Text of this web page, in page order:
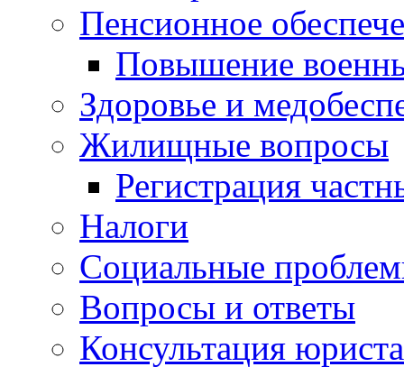
Пенсионное
Повышение
Здоровье и
Жилищные вопросы
Регистрация
Налоги
Социальные
Вопросы и ответы
Консультация юриста